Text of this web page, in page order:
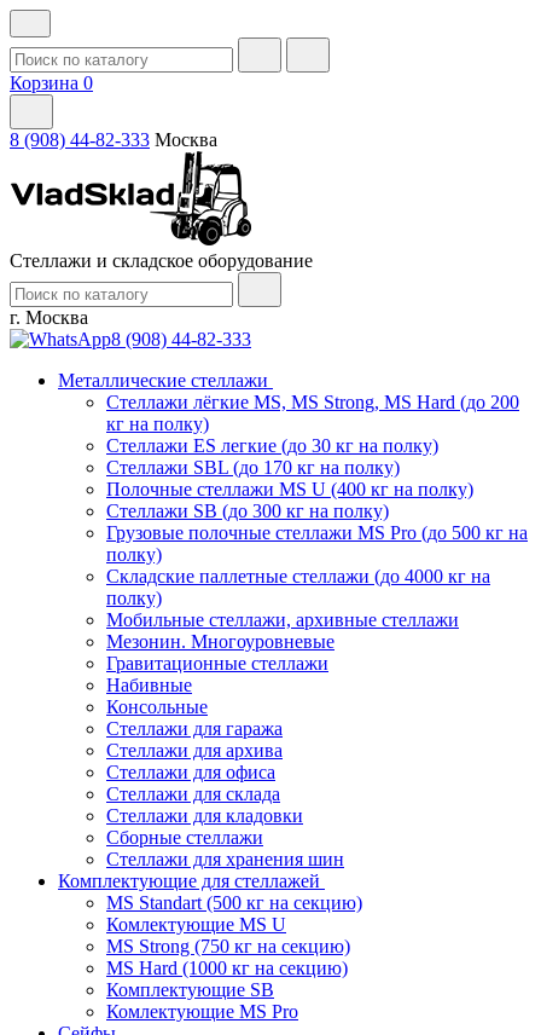
Корзина 0
8 (908) 44-82-333 Москва
Стеллажи и складское оборудование
г. Москва
8 (908) 44-82-333
Металлические стеллажи
Стеллажи лёгкие MS, MS Strong, MS Hard (до 200
кг на полку)
Стеллажи ES легкие (до 30 кг на полку)
Стеллажи SBL (до 170 кг на полку)
Полочные стеллажи MS U (400 кг на полку)
Стеллажи SB (до 300 кг на полку)
Грузовые полочные стеллажи MS Pro (до 500 кг на
полку)
Складские паллетные стеллажи (до 4000 кг на
полку)
Мобильные стеллажи, архивные стеллажи
Мезонин. Многоуровневые
Гравитационные стеллажи
Набивные
Консольные
Стеллажи для гаража
Стеллажи для архива
Стеллажи для офиса
Стеллажи для склада
Стеллажи для кладовки
Сборные стеллажи
Стеллажи для хранения шин
Комплектующие для стеллажей
MS Standart (500 кг на секцию)
Комлектующие MS U
MS Strong (750 кг на секцию)
MS Hard (1000 кг на секцию)
Комплектующие SB
Комлектующие MS Pro